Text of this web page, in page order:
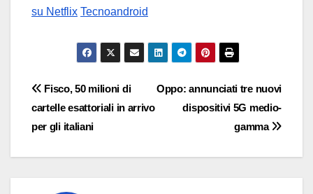
su Netflix Tecnoandroid
Navigazione
articoli
Oppo: annunciati tre nuovi
dispositivi 5G medio-
gamma
Fisco, 50 milioni di
cartelle esattoriali in arrivo
per gli italiani